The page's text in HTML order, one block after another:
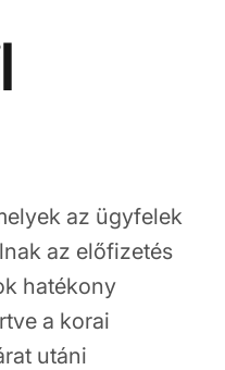
az ügyfelek
az előfizetés
hatékony
a korai
utáni